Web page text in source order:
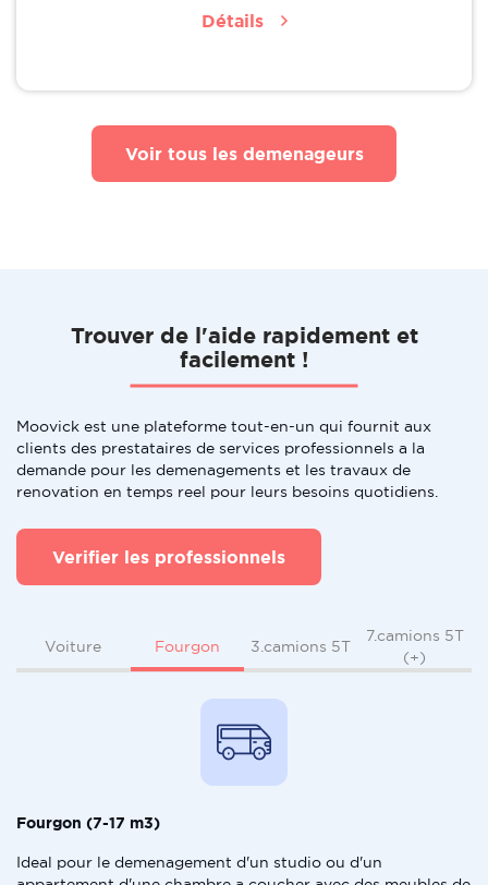
Détails
Voir tous les demenageurs
Trouver de l'aide rapidement et
facilement !
Moovick est une plateforme tout-en-un qui fournit aux
clients des prestataires de services professionnels a la
demande pour les demenagements et les travaux de
renovation en temps reel pour leurs besoins quotidiens.
Verifier les professionnels
Voiture Fourgon 3.camions 5T
7.camions 5T
(+)
Fourgon (7-17 m3)
Ideal pour le demenagement d'un studio ou d'un